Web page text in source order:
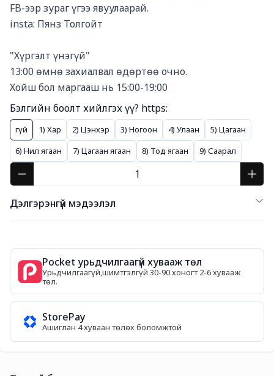
FB-ээр зураг үгээ явуулаарай.
insta: Пянз Толгойт
"Хүргэлт үнэгүй"
13:00 өмнө захиалвал өдөртөө очно.
Хойш бол маргааш нь 15:00-19:00
Бэлгийн боолт хийлгэх үү? https:
Үгүй 1) Хар 2) Цэнхэр 3) Ногоон 4) Улаан
5) Цагаан
6) Нил ягаан
7) Цагаан ягаан 8) Тод ягаан 9) Саарал
Дэлгэрэнгүй мэдээлэл
Pocket урьдчилгаагүй хувааж төл
Урьдчилгаагүй,шимтгэлгүй 30-90 хоногт 2-6 хувааж
төл.
StorePay
Ашиглан 4 хуваан төлөх боломжтой